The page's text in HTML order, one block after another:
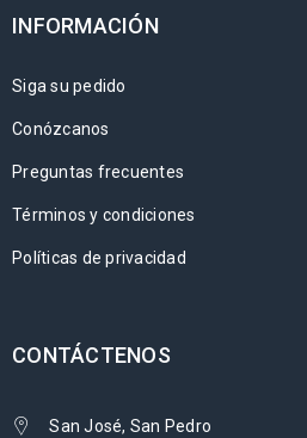
INFORMACIÓN
Siga su pedido
Conózcanos
Preguntas frecuentes
Términos y condiciones
Políticas de privacidad
CONTÁCTENOS
San José, San Pedro